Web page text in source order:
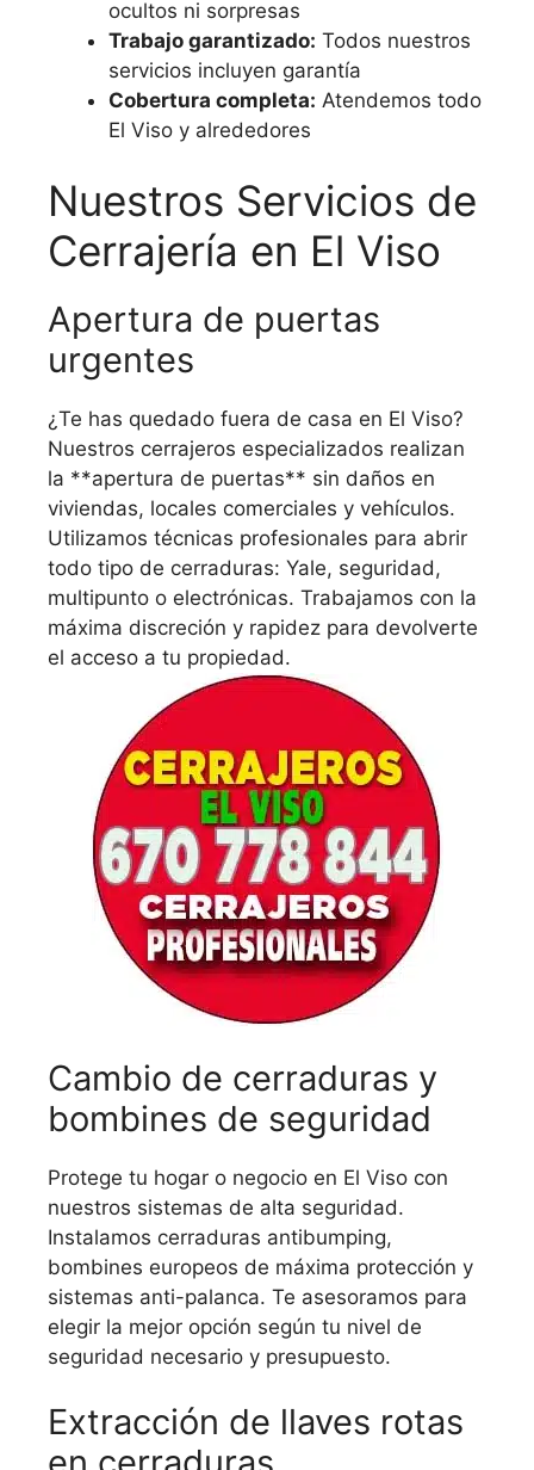
ocultos ni sorpresas
Trabajo garantizado: Todos nuestros
servicios incluyen garantía
Cobertura completa: Atendemos todo
El Viso y alrededores
Nuestros Servicios de
Cerrajería en El Viso
Apertura de puertas
urgentes
¿Te has quedado fuera de casa en El Viso?
Nuestros cerrajeros especializados realizan
la **apertura de puertas** sin daños en
viviendas, locales comerciales y vehículos.
Utilizamos técnicas profesionales para abrir
todo tipo de cerraduras: Yale, seguridad,
multipunto o electrónicas. Trabajamos con la
máxima discreción y rapidez para devolverte
el acceso a tu propiedad.
Cambio de cerraduras y
bombines de seguridad
Protege tu hogar o negocio en El Viso con
nuestros sistemas de alta seguridad.
Instalamos cerraduras antibumping,
bombines europeos de máxima protección y
sistemas anti-palanca. Te asesoramos para
elegir la mejor opción según tu nivel de
seguridad necesario y presupuesto.
Extracción de llaves rotas